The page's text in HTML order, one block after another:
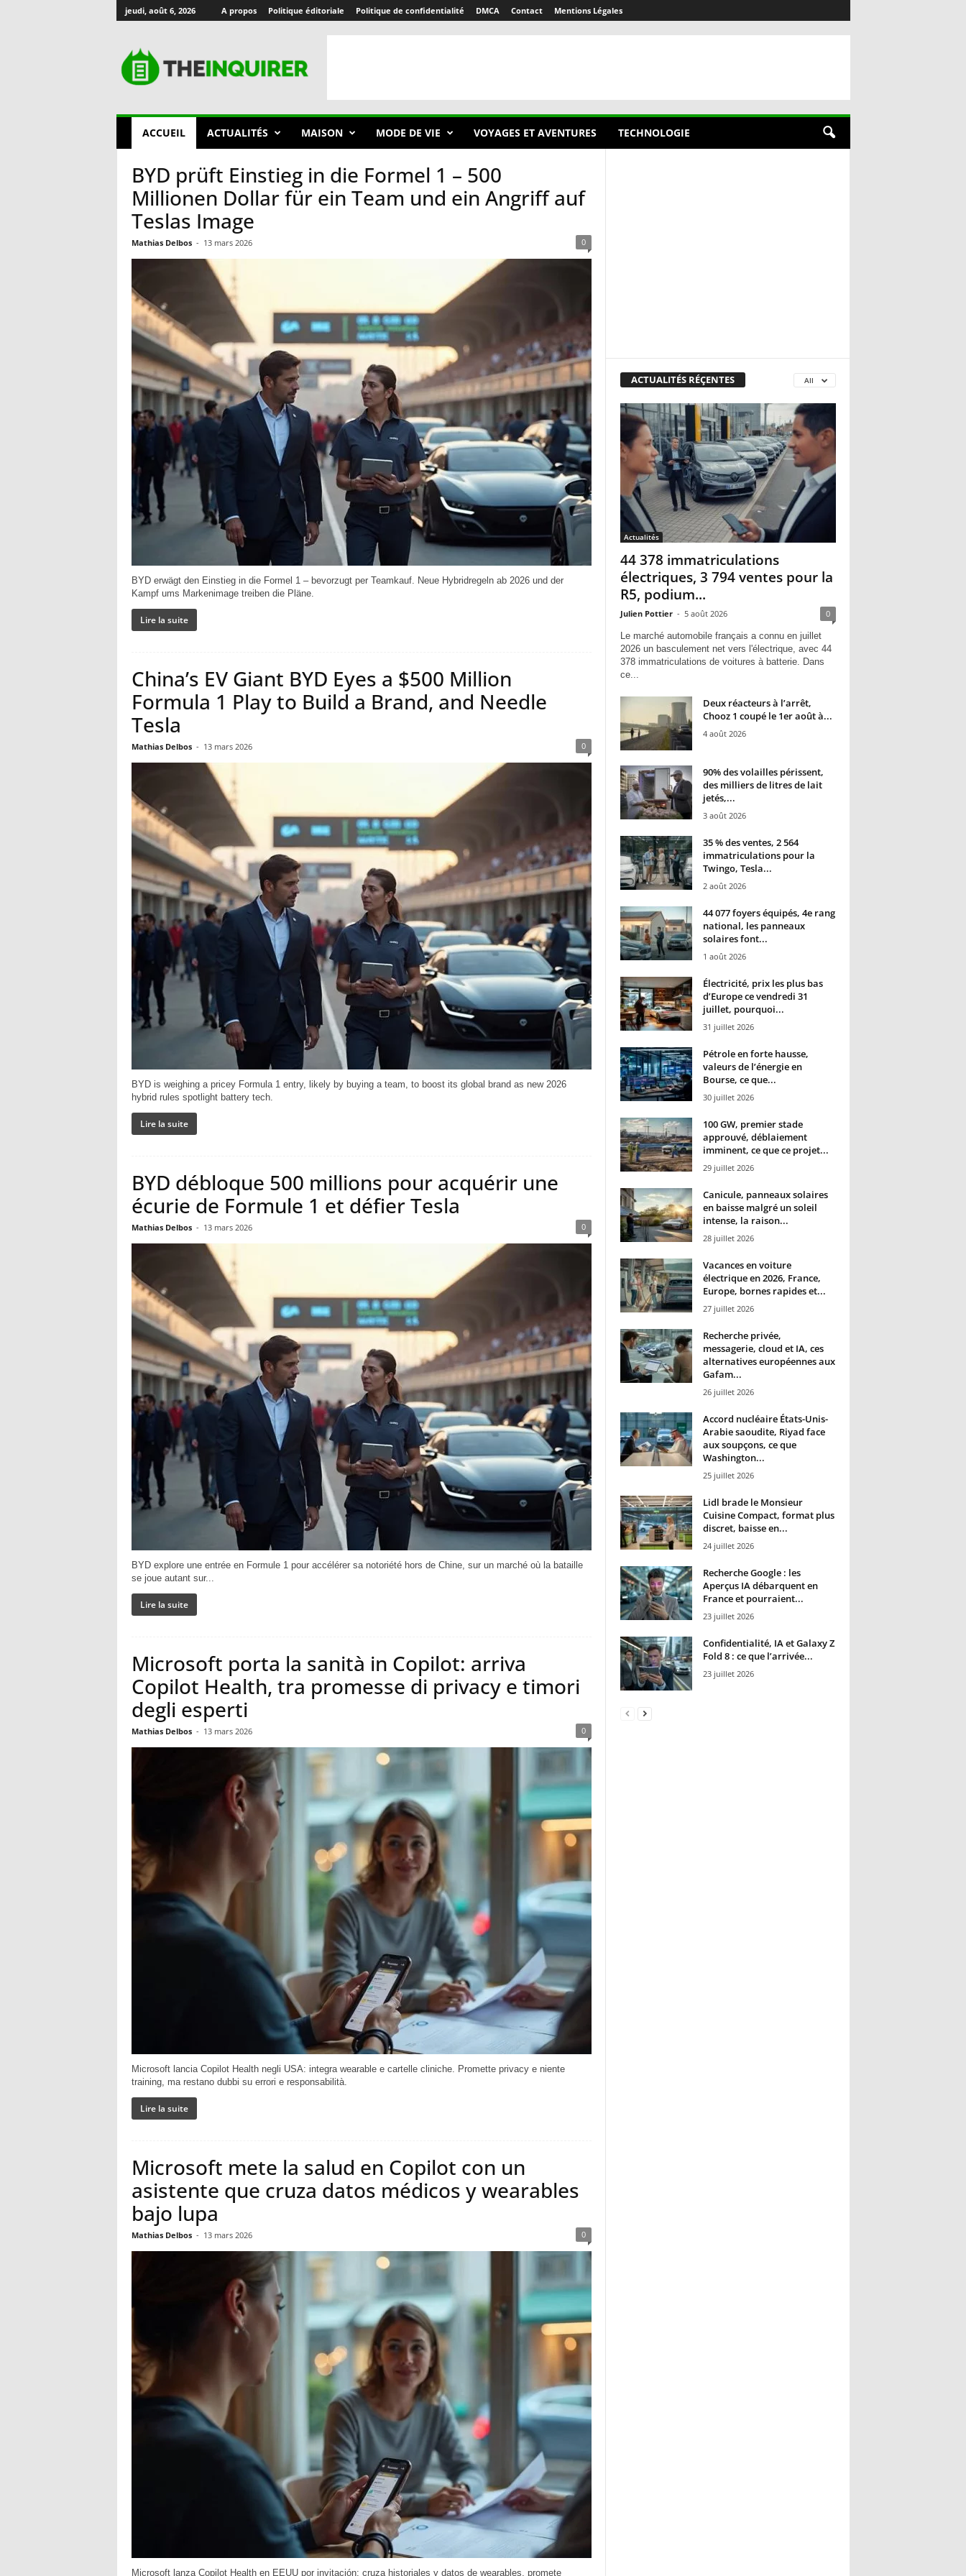
jeudi, août 6, 2026 A propos Politique éditoriale Politique de confidentialité DMCA Contact
Mentions Légales
e
ACCUEIL ACTUALITÉS MAISON MODE DE VIE VOYAGES ET AVENTURES TECHNOLOGIE
BYD prüft Einstieg in die Formel 1 – 500
Millionen Dollar für ein Team und ein Angriff auf
Teslas Image
Mathias Delbos - 13 mars 2026 0
BYD erwägt den Einstieg in die Formel 1 – bevorzugt per Teamkauf. Neue Hybridregeln ab 2026 und der
Kampf ums Markenimage treiben die Pläne.
Lire la suite
China’s EV Giant BYD Eyes a $500 Million
Formula 1 Play to Build a Brand, and Needle
Tesla
Mathias Delbos - 13 mars 2026 0
BYD is weighing a pricey Formula 1 entry, likely by buying a team, to boost its global brand as new 2026
hybrid rules spotlight battery tech.
Lire la suite
BYD débloque 500 millions pour acquérir une
écurie de Formule 1 et défier Tesla
Mathias Delbos - 13 mars 2026 0
BYD explore une entrée en Formule 1 pour accélérer sa notoriété hors de Chine, sur un marché où la bataille
se joue autant sur...
Lire la suite
Microsoft porta la sanità in Copilot: arriva
Copilot Health, tra promesse di privacy e timori
degli esperti
Mathias Delbos - 13 mars 2026 0
Microsoft lancia Copilot Health negli USA: integra wearable e cartelle cliniche. Promette privacy e niente
training, ma restano dubbi su errori e responsabilità.
Lire la suite
Microsoft mete la salud en Copilot con un
asistente que cruza datos médicos y wearables
bajo lupa
Mathias Delbos - 13 mars 2026 0
Microsoft lanza Copilot Health en EEUU por invitación: cruza historiales y datos de wearables, promete
ACTUALITÉS RÉÇENTES All
Actualités
44 378 immatriculations
électriques, 3 794 ventes pour la
R5, podium...
Julien Pottier - 5 août 2026 0
Le marché automobile français a connu en juillet
2026 un basculement net vers l'électrique, avec 44
378 immatriculations de voitures à batterie. Dans
ce...
Deux réacteurs à l’arrêt,
Chooz 1 coupé le 1er août à...
4 août 2026
90% des volailles périssent,
des milliers de litres de lait
jetés,...
3 août 2026
35 % des ventes, 2 564
immatriculations pour la
Twingo, Tesla...
2 août 2026
44 077 foyers équipés, 4e rang
national, les panneaux
solaires font...
1 août 2026
Électricité, prix les plus bas
d’Europe ce vendredi 31
juillet, pourquoi...
31 juillet 2026
Pétrole en forte hausse,
valeurs de l’énergie en
Bourse, ce que...
30 juillet 2026
100 GW, premier stade
approuvé, déblaiement
imminent, ce que ce projet...
29 juillet 2026
Canicule, panneaux solaires
en baisse malgré un soleil
intense, la raison...
28 juillet 2026
Vacances en voiture
électrique en 2026, France,
Europe, bornes rapides et...
27 juillet 2026
Recherche privée,
messagerie, cloud et IA, ces
alternatives européennes aux
Gafam...
26 juillet 2026
Accord nucléaire États-Unis-
Arabie saoudite, Riyad face
aux soupçons, ce que
Washington...
25 juillet 2026
Lidl brade le Monsieur
Cuisine Compact, format plus
discret, baisse en...
24 juillet 2026
Recherche Google : les
Aperçus IA débarquent en
France et pourraient...
23 juillet 2026
Confidentialité, IA et Galaxy Z
Fold 8 : ce que l’arrivée...
23 juillet 2026